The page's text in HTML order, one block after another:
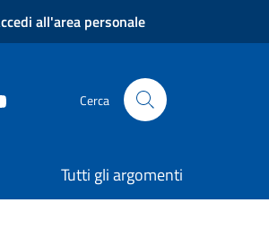
all'area personale
Cerca
Tutti gli argomenti